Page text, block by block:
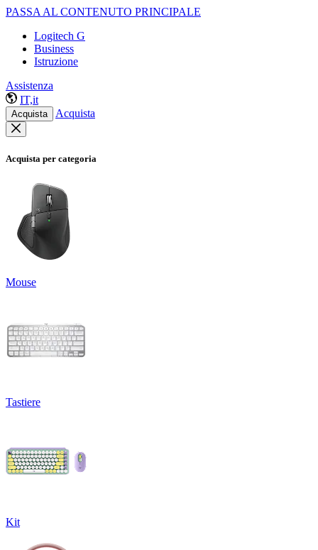
PASSA AL CONTENUTO PRINCIPALE
Logitech G
Business
Istruzione
Assistenza
IT,it
Acquista Acquista
Acquista per categoria
Mouse
Tastiere
Kit